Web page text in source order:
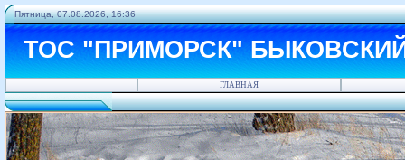
Пятница, 07.08.2026, 16:36
ТОС "ПРИМОРСК"
ГЛАВНАЯ